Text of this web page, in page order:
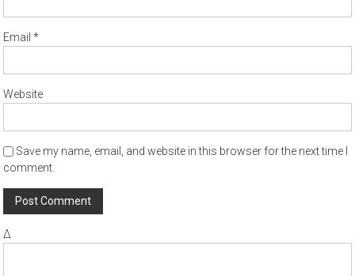
Email*
Website
Save my name, email, and website in this browser for the next time I
comment.
Δ